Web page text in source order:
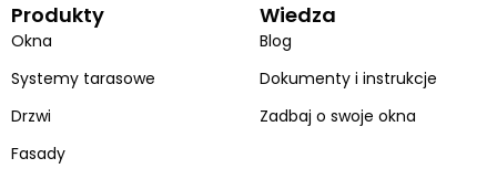
o
e
t
r
a
m
Produkty
Okna
Systemy tarasowe
Drzwi
Fasady
Wiedza
Blog
Dokumenty i instrukcje
Zadbaj o swoje okna